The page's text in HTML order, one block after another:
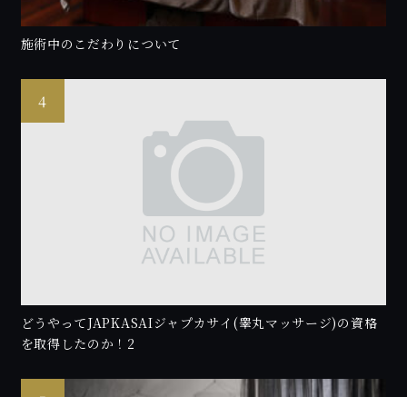
施術中のこだわりについて
どうやってJAPKASAIジャプカサイ(睾丸マッサージ)の資格
を取得したのか！2